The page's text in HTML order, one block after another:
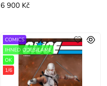
6 900 Kč
COMICS
IHNED ODESÍLÁME
OK
1/6